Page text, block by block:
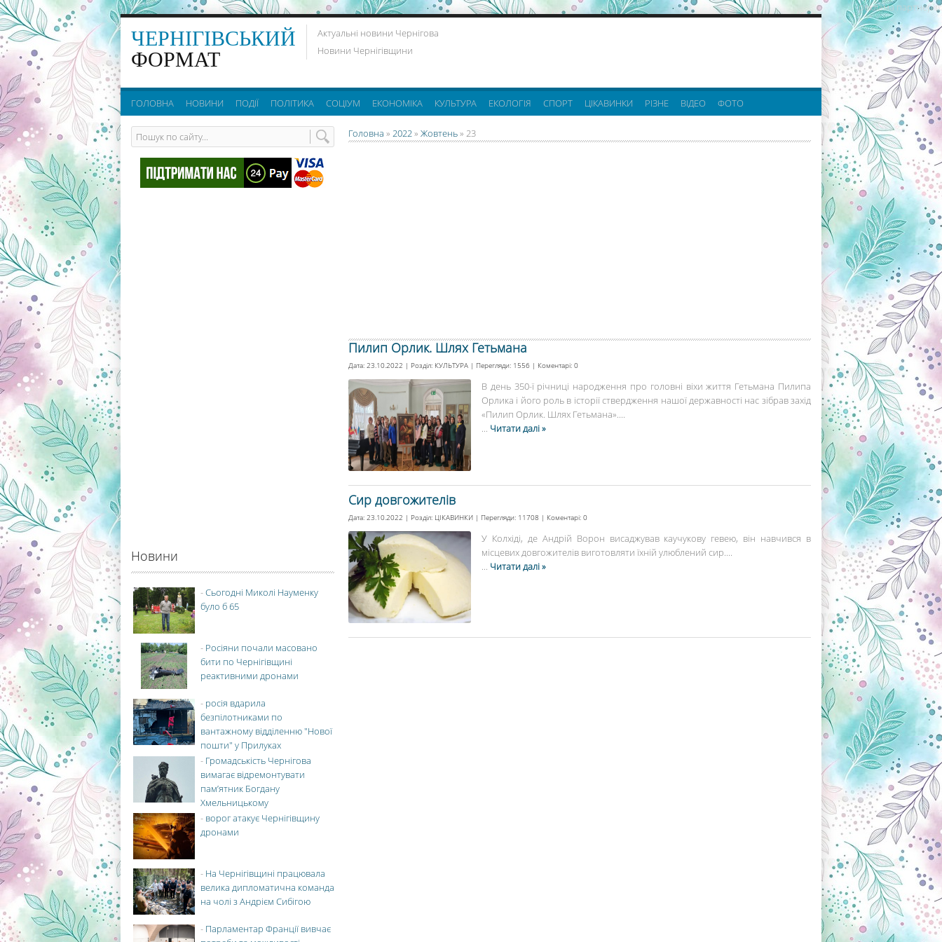
реклама партнерів:
ЧЕРНІГІВСЬКИЙ
ФОРМАТ
Актуальні новини Чернігова
Новини Чернігівщини
ГОЛОВНА НОВИНИ ПОДІЇ ПОЛІТИКА СОЦІУМ ЕКОНОМІКА КУЛЬТУРА ЕКОЛОГІЯ СПОРТ ЦІКАВИНКИ РІЗНЕ ВІДЕО ФОТО
Головна » 2022» Жовтень» 23
Пилип Орлик. Шлях Гетьмана
Дата: 23.10.2022 | Розділ: КУЛЬТУРА | Перегляди: 1556 | Коментарі: 0
В день 350-ї річниці народження про головні віхи життя Гетьмана Пилипа
Орлика і його роль в історії ствердження нашої державності нас зібрав захід
«Пилип Орлик. Шлях Гетьмана»....
... Читати далі »
Сир довгожителів
Дата: 23.10.2022 | Розділ: ЦІКАВИНКИ | Перегляди: 11708 | Коментарі: 0
У Колхіді, де Андрій Ворон висаджував каучукову гевею, він навчився в
місцевих довгожителів виготовляти їхній улюблений сир....
... Читати далі »
Новини
-Сьогодні Миколі Науменку
було б 65
- Росіяни почали масовано
бити по Чернігівщині
реактивними дронами
- росія вдарила
безпілотниками по
вантажному відділенню "Нової
пошти" у Прилуках
- Громадськість Чернігова
вимагає відремонтувати
пам’ятник Богдану
Хмельницькому
- ворог атакує Чернігівщину
дронами
- На Чернігівщині працювала
велика дипломатична команда
на чолі з Андрієм Сибігою
- Парламентар Франції вивчає